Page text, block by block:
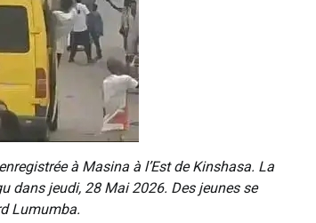
à Masina à l’Est de Kinshasa. La
dans jeudi, 28 Mai 2026. Des jeunes se
Lumumba.